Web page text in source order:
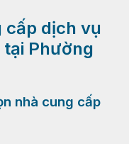
cấp dịch vụ
Phường
nhà cung cấp